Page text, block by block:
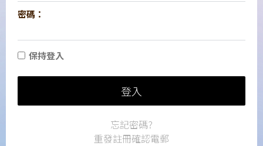
密碼：
保持登入
登入
忘記密碼?
重發註冊確認電郵